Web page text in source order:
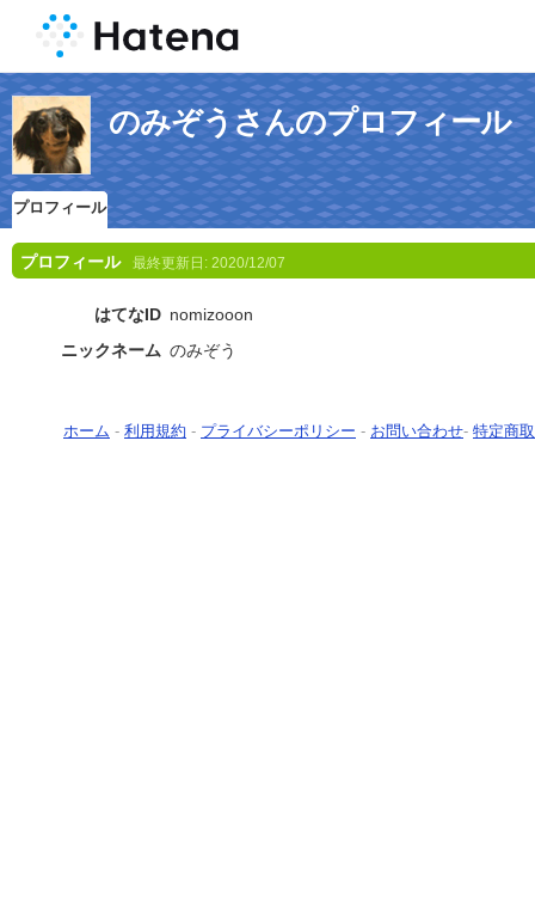
のみぞうさんのプロフィール
プロフィール
プロフィール 最終更新日: 2020/12/07
はてなID nomizooon
ニックネーム のみぞう
ホーム - 利用規約 - プライバシーポリシー - お問い合わせ- 特定商